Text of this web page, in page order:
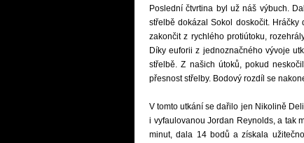
Poslední čtvrtina byl už náš výbuch.
střelbě dokázal Sokol doskočit.
zakončit z rychlého protiútoku,
Díky euforii z jednoznačného vývoje
střelbě. Z našich útoků, pokud
přesnost střelby. Bodový rozdíl se
V tomto utkání se dařilo jen Nikolině
i vyfaulovanou Jordan Reynolds, a tak
minut, dala 14 bodů a získala